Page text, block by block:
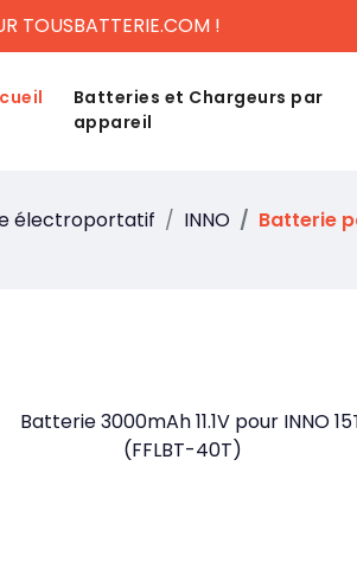
TOUSBATTERIE.COM !
Batteries et Chargeurs par
appareil
électroportatif INNO Batterie